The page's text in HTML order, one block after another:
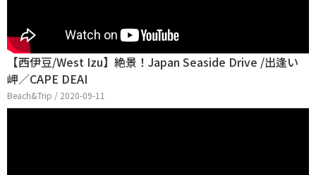
【西伊豆/West Izu】絶景！Japan Seaside Drive /出逢い
岬／CAPE DEAI
Beach&Trip / 2020-09-11